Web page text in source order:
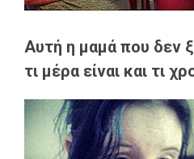
Αυτή η μαμά που δεν
τι μέρα είναι και τι